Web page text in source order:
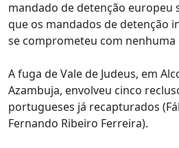
mandado de detenção europeu
que os mandados de detenção
se comprometeu com nenhuma
A fuga de Vale de Judeus, em
Azambuja, envolveu cinco
portugueses já recapturados
Fernando Ribeiro Ferreira).